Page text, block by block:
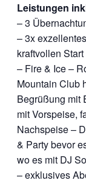
Leistungen
– 3
– 3x
kraftvollen
– Fire & Ice –
Mountain Club
Begrüßung mit
mit Vorspeise,
Nachspeise –
& Party bevor
wo es mit DJ
– exklusives